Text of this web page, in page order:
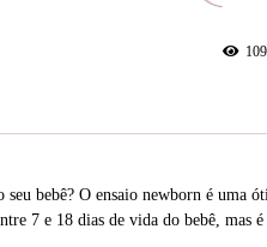
bebê? O ensaio newborn é uma
7 e 18 dias de vida do bebê, mas